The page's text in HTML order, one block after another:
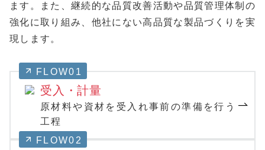
ます。また、継続的な品質改善活動や品質管理体制の
強化に取り組み、他社にない高品質な製品づくりを実
現します。
FLOW01
受入・計量
原材料や資材を受入れ事前の準備を行う
工程
FLOW02